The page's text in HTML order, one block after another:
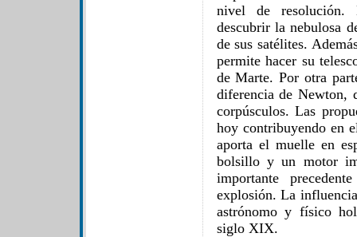
nivel de resolución.
descubrir la nebulosa
de sus satélites.
permite hacer su
de Marte. Por otra
diferencia de Newton,
corpúsculos. Las
hoy contribuyendo en
aporta el muelle en
bolsillo y un motor
importante
explosión. La
astrónomo y físico
siglo XIX.